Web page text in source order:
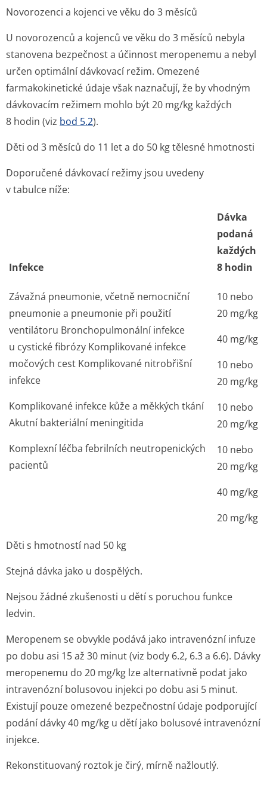
Novorozenci a kojenci ve věku do 3 měsíců
U novorozenců a kojenců ve věku do 3 měsíců nebyla
stanovena bezpečnost a účinnost meropenemu a nebyl
určen optimální dávkovací režim. Omezené
farmakokinetické údaje však naznačují, že by vhodným
dávkovacím režimem mohlo být 20 mg/kg každých
8 hodin (viz bod 5.2).
Děti od 3 měsíců do 11 let a do 50 kg tělesné hmotnosti
Doporučené dávkovací režimy jsou uvedeny
v tabulce níže:
Infekce
Dávka
podaná
každých
8 hodin
Závažná pneumonie, včetně nemocniční
pneumonie a pneumonie při použití
ventilátoru Bronchopulmonální infekce
u cystické fibrózy Komplikované infekce
močových cest Komplikované nitrobřišní
infekce
Komplikované infekce kůže a měkkých tkání
Akutní bakteriální meningitida
Komplexní léčba febrilních neutropenických
pacientů
10 nebo
20 mg/kg
40 mg/kg
10 nebo
20 mg/kg
10 nebo
20 mg/kg
10 nebo
20 mg/kg
40 mg/kg
20 mg/kg
Děti s hmotností nad 50 kg
Stejná dávka jako u dospělých.
Nejsou žádné zkušenosti u dětí s poruchou funkce
ledvin.
Meropenem se obvykle podává jako intravenózní infuze
po dobu asi 15 až 30 minut (viz body 6.2, 6.3 a 6.6). Dávky
meropenemu do 20 mg/kg lze alternativně podat jako
intravenózní bolusovou injekci po dobu asi 5 minut.
Existují pouze omezené bezpečnostní údaje podporující
podání dávky 40 mg/kg u dětí jako bolusové intravenózní
injekce.
Rekonstituovaný roztok je čirý, mírně nažloutlý.